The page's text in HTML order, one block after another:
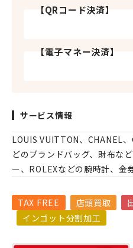
【QRコード決済】
【電子マネー決済】
サービス情報
LOUIS VUITTON、CHANEL
どのブランドバッグ、財布な
ー、ROLEXなどの腕時計、金
TAX FREE 店頭買取
インゴット分割加工